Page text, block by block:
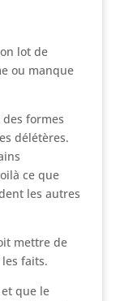
lot de
ou manque
formes
délétères.
ce que
les autres
mettre de
faits.
que le